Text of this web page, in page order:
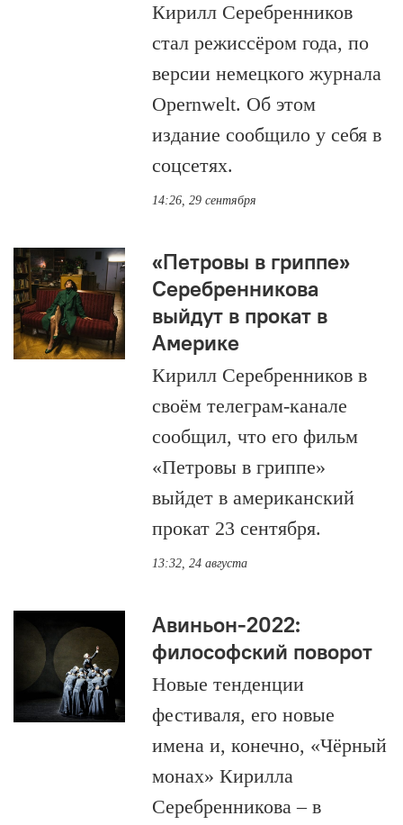
Кирилл Серебренников
стал режиссёром года, по
версии немецкого журнала
Opernwelt. Об этом
издание сообщило у себя в
соцсетях.
14:26, 29 сентября
«Петровы в гриппе»
Серебренникова
выйдут в прокат в
Америке
Кирилл Серебренников в
своём телеграм-канале
сообщил, что его фильм
«Петровы в гриппе»
выйдет в американский
прокат 23 сентября.
13:32, 24 августа
Авиньон-2022:
философский поворот
Новые тенденции
фестиваля, его новые
имена и, конечно, «Чёрный
монах» Кирилла
Серебренникова – в